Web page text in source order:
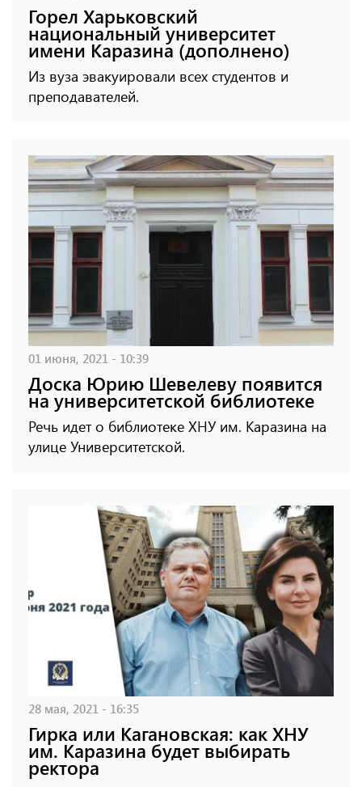
Горел Харьковский
национальный университет
имени Каразина (дополнено)
Из вуза эвакуировали всех студентов и
преподавателей.
01 июня, 2021 - 10:39
Доска Юрию Шевелеву появится
на университетской библиотеке
Речь идет о библиотеке ХНУ им. Каразина на
улице Университетской.
28 мая, 2021 - 16:35
Гирка или Кагановская: как ХНУ
им. Каразина будет выбирать
ректора